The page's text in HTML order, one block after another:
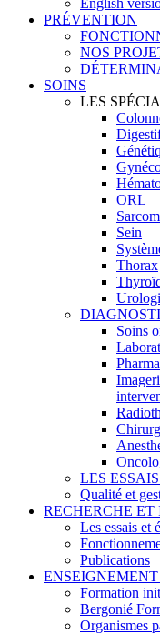
English
PRÉVENTION
NOS
SOINS
LES
ORL
Sein
Thorax
Soins
LES
Qualité et
RECHERCHE
Les essais et
Publications
Formation
Bergonié
Organismes